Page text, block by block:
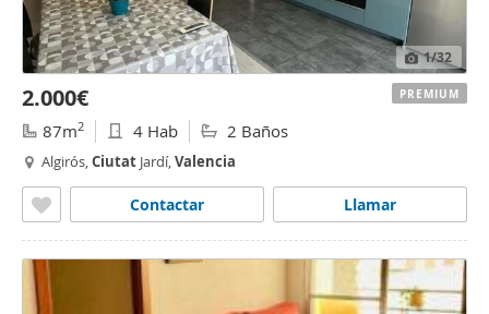
1/32
2.000€
87m2 4 Hab 2 Baños
Algirós,Ciutat Jardí,Valencia
Llamar
Contactar
PREMIUM